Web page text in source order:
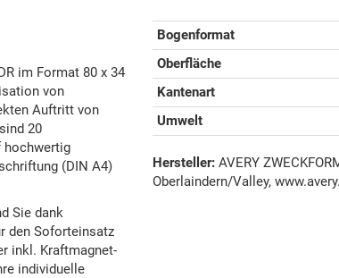
im Format 80 x 34
von
Auftritt von
20
hochwertig
(DIN A4)
Sie dank
den Soforteinsatz
inkl. Kraftmagnet-
individuelle
Bogenformat
Oberfläche
Kantenart
Umwelt
Hersteller: AVERY
Oberlaindern/Valley,